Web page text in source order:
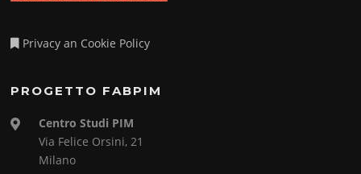
Privacy an Cookie Policy
PROGETTO FABPIM
Centro Studi PIM
Via Felice Orsini, 21
Milano